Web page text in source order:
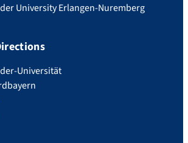
University Erlangen-Nuremberg
Universität